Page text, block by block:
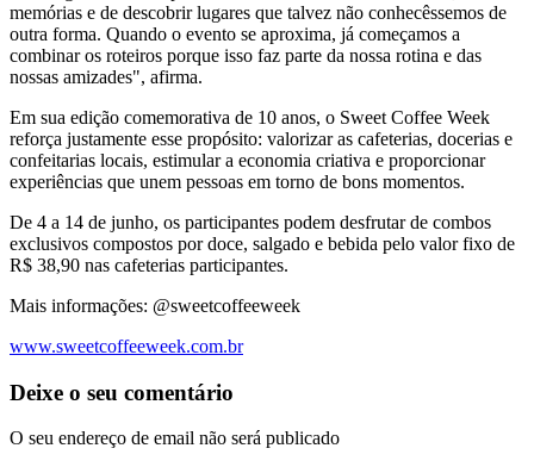
memórias e de descobrir lugares que talvez não conhecêssemos de
outra forma. Quando o evento se aproxima, já começamos a
combinar os roteiros porque isso faz parte da nossa rotina e das
nossas amizades", afirma.
Em sua edição comemorativa de 10 anos, o Sweet Coffee Week
reforça justamente esse propósito: valorizar as cafeterias, docerias e
confeitarias locais, estimular a economia criativa e proporcionar
experiências que unem pessoas em torno de bons momentos.
De 4 a 14 de junho, os participantes podem desfrutar de combos
exclusivos compostos por doce, salgado e bebida pelo valor fixo de
R$ 38,90 nas cafeterias participantes.
Mais informações: @sweetcoffeeweek
www.sweetcoffeeweek.com.br
Deixe o seu comentário
O seu endereço de email não será publicado